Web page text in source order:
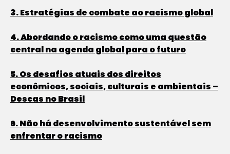
3. Estratégias de combate ao racismo global
4. Abordando o racismo como uma questão
central na agenda global para o futuro
5. Os desafios atuais dos direitos
econômicos, sociais, culturais e ambientais –
Descas no Brasil
6. Não há desenvolvimento sustentável sem
enfrentar o racismo